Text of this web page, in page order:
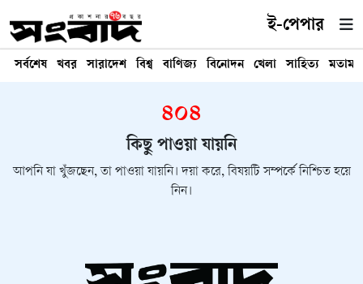
ই-পেপার
সর্বশেষ খবর সারাদেশ বিশ্ব বাণিজ্য বিনোদন খেলা সাহিত্য মতামত
৪০৪
কিছু পাওয়া যায়নি
আপনি যা খুঁজছেন, তা পাওয়া যায়নি। দয়া করে, বিষয়টি সম্পর্কে নিশ্চিত হয়ে
নিন।